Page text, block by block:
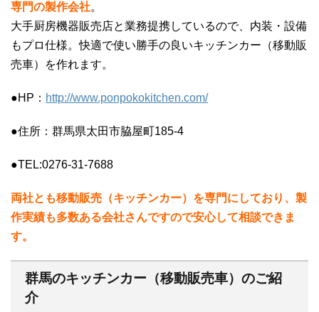
専門の製作会社。
大手厨房機器販売店と業務提携しているので、内装・設備
もプロ仕様。快適で使い勝手の良いキッチンカー（移動販
売車）を作れます。
●HP： http://www.ponpokokitchen.com/
●住所：群馬県太田市脇屋町185-4
●TEL:0276-31-7688
両社とも移動販売（キッチンカー）を専門にしており、製
作実績も多数ある会社さんですので安心して相談できま
す。
群馬のキッチンカー（移動販売車）のご紹
介